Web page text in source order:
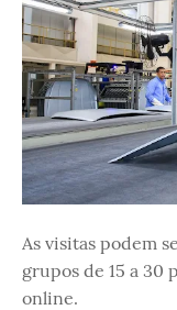
As visitas podem
grupos de 15 a 30
online.